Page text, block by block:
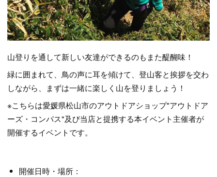
山登りを通して新しい友達ができるのもまた醍醐味！
緑に囲まれて、鳥の声に耳を傾けて、登山客と挨拶を交わ
しながら、まずは一緒に楽しく山を登りましょう！
※こちらは愛媛県松山市のアウトドアショップ"アウトドア
ーズ・コンパス"及び当店と提携する本イベント主催者が
開催するイベントです。
開催日時・場所：